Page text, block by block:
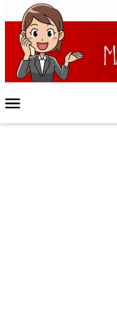
Loncat
ke
konten
Mobile